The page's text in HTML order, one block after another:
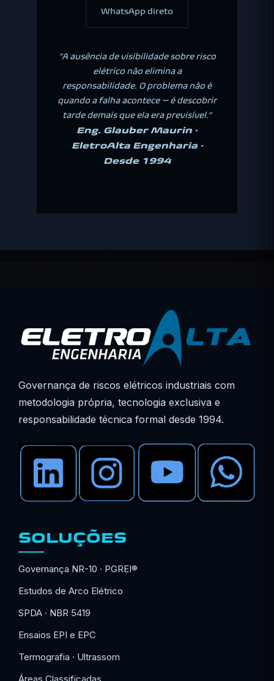
WhatsApp direto
“A ausência de visibilidade sobre risco
elétrico não elimina a
responsabilidade. O problema não é
quando a falha acontece — é descobrir
tarde demais que ela era previsível.”
Eng. Glauber Maurin ·
EletroAlta Engenharia ·
Desde 1994
Governança de riscos elétricos industriais com
metodologia própria, tecnologia exclusiva e
responsabilidade técnica formal desde 1994.
SOLUÇÕES
Governança NR-10 · PGREI®
Estudos de Arco Elétrico
SPDA · NBR 5419
Ensaios EPI e EPC
Termografia · Ultrassom